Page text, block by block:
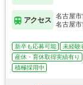
アクセス
名古屋
名古屋
新卒も応募可能 未経験
産休・育休取得実績有り
積極採用中